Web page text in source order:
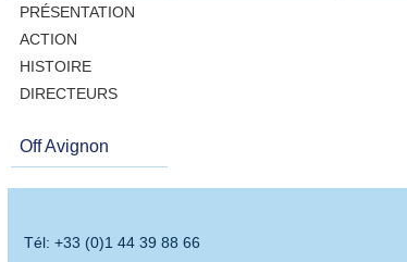
PRÉSENTATION
ACTION
HISTOIRE
DIRECTEURS
Off Avignon
Tél: +33 (0)1 44 39 88 66